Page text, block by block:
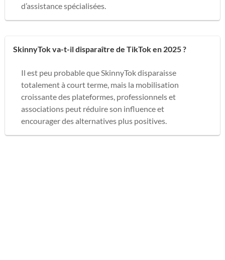
d’assistance spécialisées.
SkinnyTok va-t-il disparaître de TikTok en 2025 ?
Il est peu probable que SkinnyTok disparaisse
totalement à court terme, mais la mobilisation
croissante des plateformes, professionnels et
associations peut réduire son influence et
encourager des alternatives plus positives.